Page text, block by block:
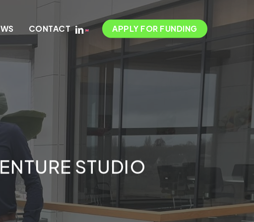
CONTACTLINKEDIN APPLY FOR FUNDING
STUDIO